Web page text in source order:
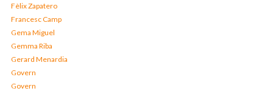
Fèlix Zapatero
Francesc Camp
Gema Miguel
Gemma Riba
Gerard Menardia
Govern
Govern